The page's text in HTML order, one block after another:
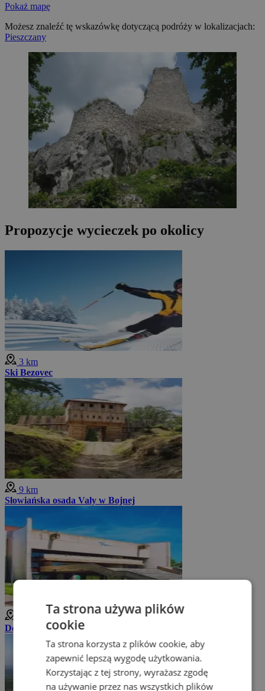
Pokaż mapę
Możesz znaleźć tę wskazówkę dotyczącą podróży w lokalizacjach:
Pieszczany
Propozycje wycieczek po okolicy
3 km
Ski Bezovec
9 km
Słowiańska osada Valy w Bojnej
Dom Sztuki Pieszczany
Ta strona używa plików
cookie
Ta strona korzysta z plików cookie, aby
zapewnić lepszą wygodę użytkowania.
Korzystając z tej strony, wyrażasz zgodę
na używanie przez nas wszystkich plików